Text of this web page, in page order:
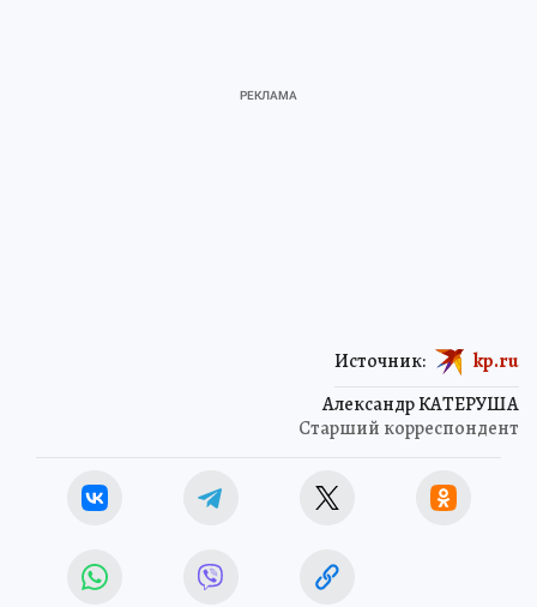
Александр КАТЕРУША
Старший корреспондент
Источник: kp.ru